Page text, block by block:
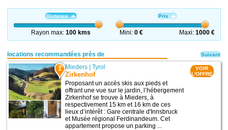
Distance
Rayon max:100 kms
Prix
Mini:0 € Maxi: 1000 €
locations recommandées près de
1 Mieders |Tyrol
Zirkenhof
Proposant un accès skis aux pieds et
offrant une vue sur le jardin, l’hébergement
Zirkenhof se trouve à Mieders, à
respectivement 15 km et 16 km de ces
lieux d’intérêt : Gare centrale d'Innsbruck
et Musée régional Ferdinandeum. Cet
appartement propose un parking ...
VOIR
L'OFFRE
Suivant